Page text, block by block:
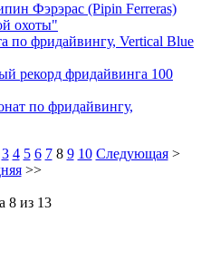
Фэрэрас (Pipin Ferreras)
охоты"
по фридайвингу, Vertical Blue
рекорд фридайвинга 100
по фридайвингу,
3 4 5 6 7 8 9 10 Следующая>
>>
8 из 13